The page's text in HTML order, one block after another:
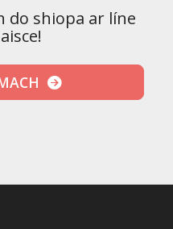
do shiopa ar líne